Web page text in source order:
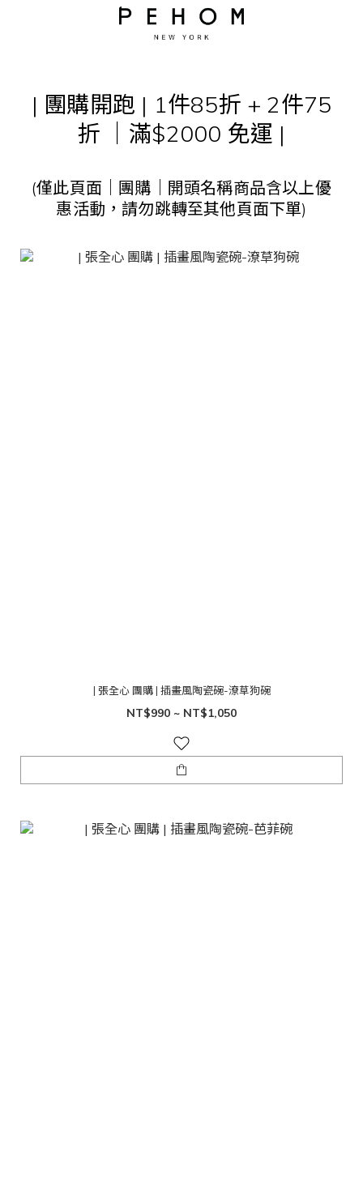
| 團購開跑 | 1件85折 + 2件75
折 ｜滿$2000 免運 |
(僅此頁面｜團購｜開頭名稱商品含以上優
惠活動，請勿跳轉至其他頁面下單)
| 張全心 團購 | 插畫風陶瓷碗-潦草狗碗
NT$990 ~ NT$1,050